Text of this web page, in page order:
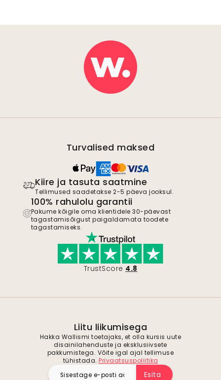
Turvalised maksed
Kiire ja tasuta saatmine
Tellimused saadetakse 2-5 päeva jooksul.
100% rahulolu garantii
Pakume kõigile oma klientidele 30-päevast
tagastamisõigust paigaldamata toodete
tagastamiseks.
TrustScore 4.8
Liitu liikumisega
Hakka Wallismi toetajaks, et olla kursis uute
disainilahenduste ja eksklusiivsete
pakkumistega. Võite igal ajal tellimuse
tühistada. Privaatsuspoliitika
Esita